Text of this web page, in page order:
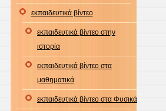
εκπαιδευτικά βίντεο
εκπαιδευτικά βίντεο στην
ιστορία
εκπαιδευτικά βίντεο στα
μαθηματικά
εκπαιδευτικά βίντεο στα Φυσικά